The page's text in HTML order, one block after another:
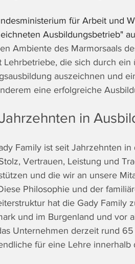
für Arbeit und
Ausbildungsbetrieb"
Ambiente des Marmorsaals
Lehrbetriebe, die sich durch
auszeichnen und
eine erfolgreiche
in
Family ist seit Jahrzehnten
Vertrauen, Leistung und
und die wir an unsere
Philosophie und der
hat die Gady Family
und im Burgenland und vor
Unternehmen derzeit rund
für eine Lehre innerhalb